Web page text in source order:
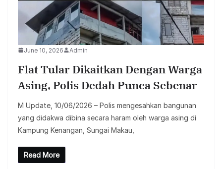
June 10, 2026 Admin
Flat Tular Dikaitkan Dengan Warga
Asing, Polis Dedah Punca Sebenar
M Update, 10/06/2026 – Polis mengesahkan bangunan
yang didakwa dibina secara haram oleh warga asing di
Kampung Kenangan, Sungai Makau,
Read More